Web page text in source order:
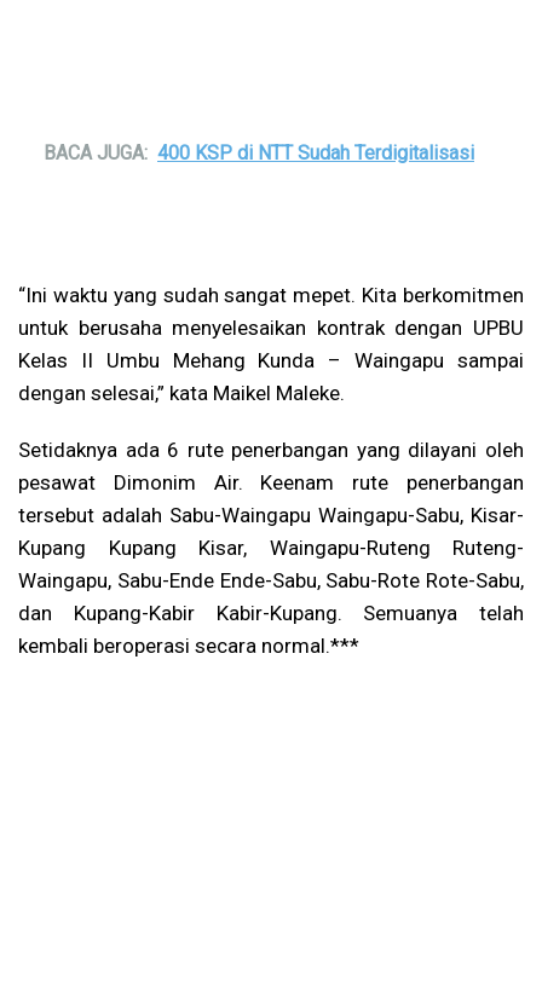
BACA JUGA: 400 KSP di NTT Sudah Terdigitalisasi
“Ini waktu yang sudah sangat mepet. Kita berkomitmen
untuk berusaha menyelesaikan kontrak dengan UPBU
Kelas II Umbu Mehang Kunda – Waingapu sampai
dengan selesai,” kata Maikel Maleke.
Setidaknya ada 6 rute penerbangan yang dilayani oleh
pesawat Dimonim Air. Keenam rute penerbangan
tersebut adalah Sabu-Waingapu Waingapu-Sabu, Kisar-
Kupang Kupang Kisar, Waingapu-Ruteng Ruteng-
Waingapu, Sabu-Ende Ende-Sabu, Sabu-Rote Rote-Sabu,
dan Kupang-Kabir Kabir-Kupang. Semuanya telah
kembali beroperasi secara normal.***